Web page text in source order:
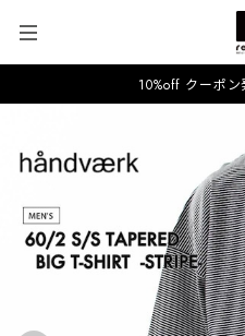
10%off クーポ